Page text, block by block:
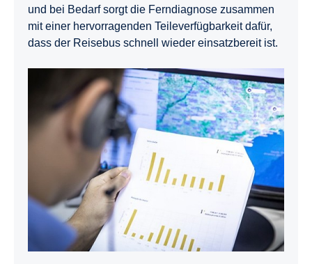
und bei Bedarf sorgt die Ferndiagnose zusammen
mit einer hervorragenden Teileverfügbarkeit dafür,
dass der Reisebus schnell wieder einsatzbereit ist.